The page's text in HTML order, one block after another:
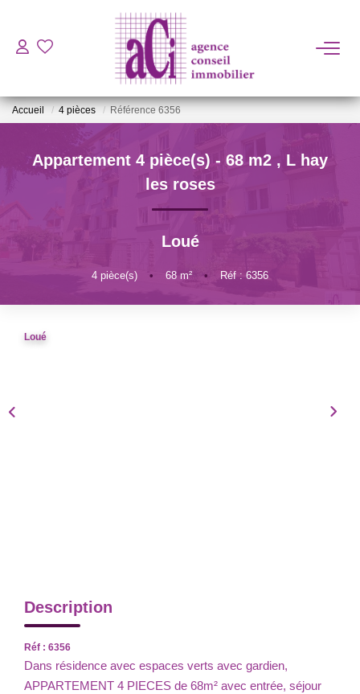
ACHETER
ESTIMER
BIENS VENDUS
Accueil 4 pièces Référence 6356
Appartement 4 pièce(s) - 68 m2 , L hay
les roses
Loué
4 pièce(s) • 68 m² • Réf : 6356
Loué
Description
Réf : 6356
Dans résidence avec espaces verts avec gardien,
APPARTEMENT 4 PIECES de 68m² avec entrée, séjour